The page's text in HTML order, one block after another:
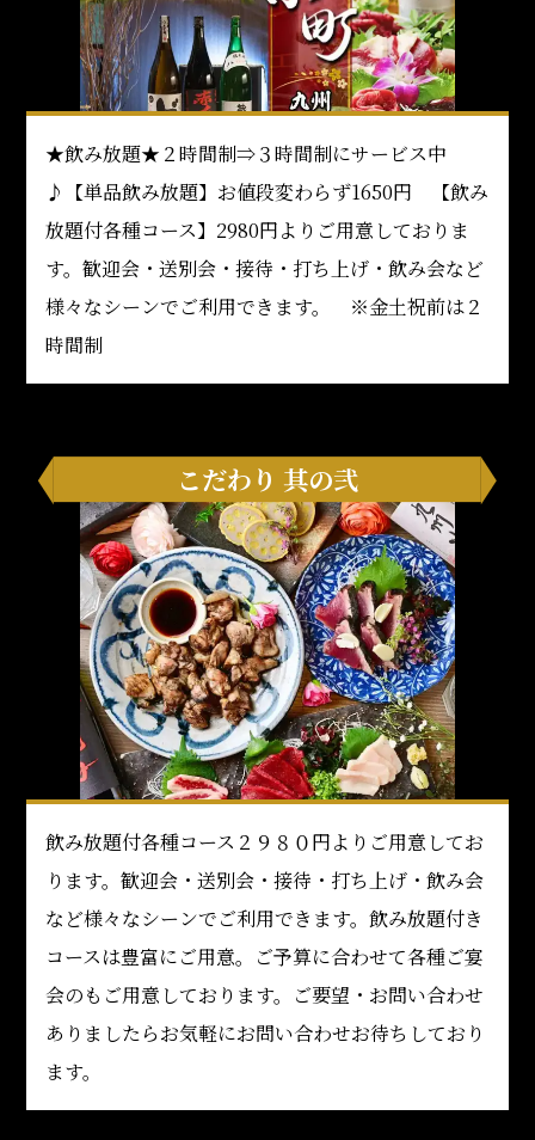
★飲み放題★２時間制⇒３時間制にサービス中
♪【単品飲み放題】お値段変わらず1650円 【飲み
放題付各種コース】2980円よりご用意しておりま
す。歓迎会・送別会・接待・打ち上げ・飲み会など
様々なシーンでご利用できます。 ※金土祝前は２
時間制
こだわり 其の弐
飲み放題付各種コース２９８０円よりご用意してお
ります。歓迎会・送別会・接待・打ち上げ・飲み会
など様々なシーンでご利用できます。飲み放題付き
コースは豊富にご用意。ご予算に合わせて各種ご宴
会のもご用意しております。ご要望・お問い合わせ
ありましたらお気軽にお問い合わせお待ちしており
ます。